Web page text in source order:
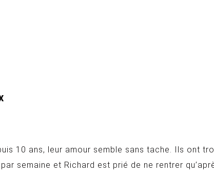
10 ans, leur amour semble sans tache. Ils ont
semaine et Richard est prié de ne rentrer